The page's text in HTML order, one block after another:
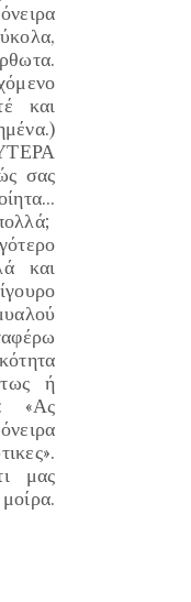
και
σας
και
ή
«Ας
μας